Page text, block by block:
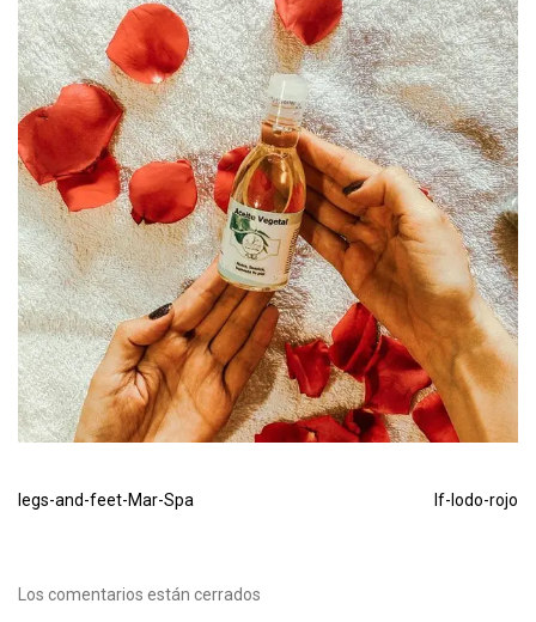
legs-and-feet-Mar-Spa lf-lodo-rojo
Los comentarios están cerrados